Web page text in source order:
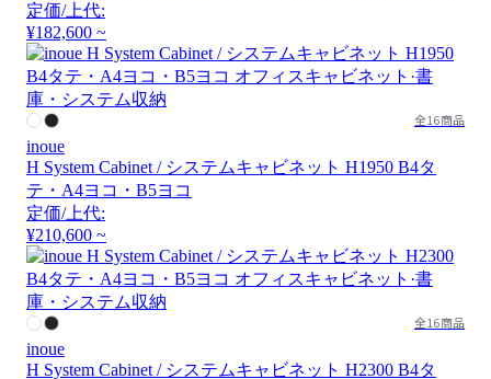
定価/上代:
¥182,600 ~
全16商品
inoue
H System Cabinet / システムキャビネット H1950 B4タ
テ・A4ヨコ・B5ヨコ
定価/上代:
¥210,600 ~
全16商品
inoue
H System Cabinet / システムキャビネット H2300 B4タ